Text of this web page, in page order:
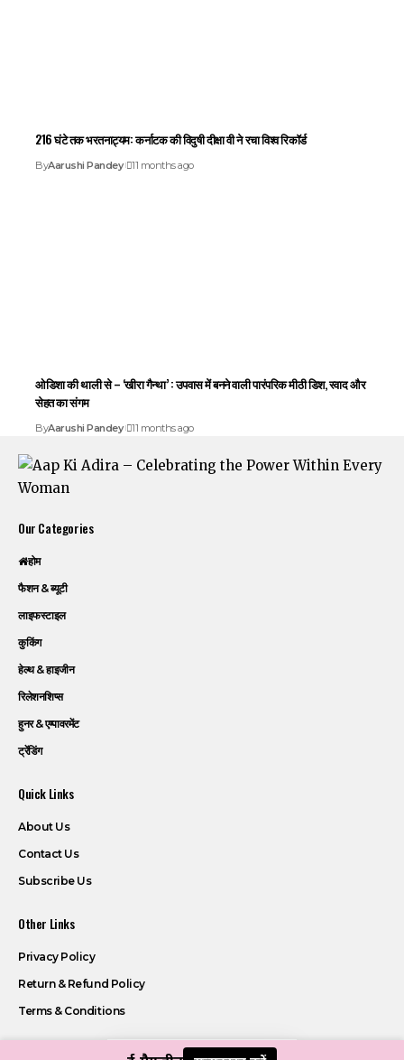
216 घंटे तक भरतनाट्यम: कर्नाटक की विदुषी दीक्षा वी ने रचा विश्व रिकॉर्ड
ByAarushi Pandey 11 months ago
ओडिशा की थाली से – ‘खीरा गैन्था’ : उपवास में बनने वाली पारंपरिक मीठी डिश, स्वाद और
सेहत का संगम
ByAarushi Pandey 11 months ago
Our Categories
होम
फैशन & ब्यूटी
लाइफस्टाइल
कुकिंग
हेल्थ & हाइजीन
रिलेशनशिप्स
हुनर & एम्पावरमेंट
ट्रेंडिंग
Quick Links
About Us
Contact Us
Subscribe Us
Other Links
Privacy Policy
Return & Refund Policy
Terms & Conditions